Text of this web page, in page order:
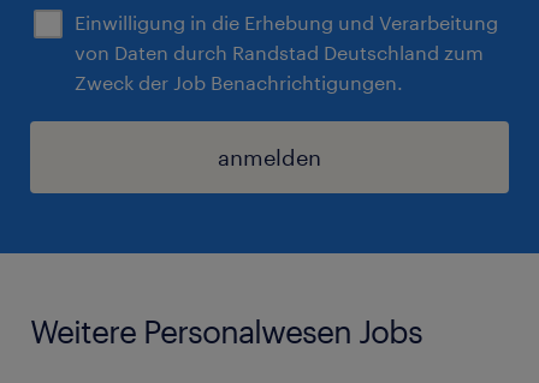
Einwilligung in die Erhebung und Verarbeitung
von Daten durch Randstad Deutschland zum
Zweck der Job Benachrichtigungen.
anmelden
Weitere Personalwesen Jobs